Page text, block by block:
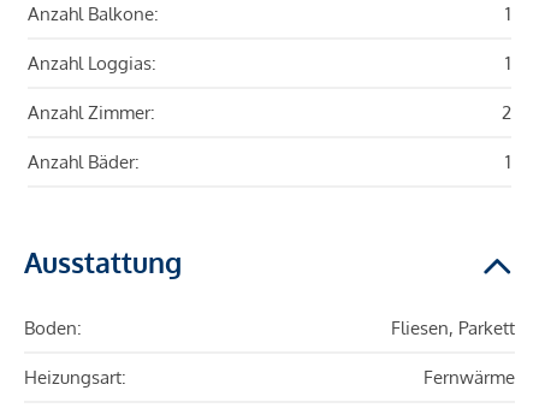
Anzahl Balkone: 1
Anzahl Loggias: 1
Anzahl Zimmer: 2
Anzahl Bäder: 1
Ausstattung
Boden: Fliesen, Parkett
Heizungsart: Fernwärme